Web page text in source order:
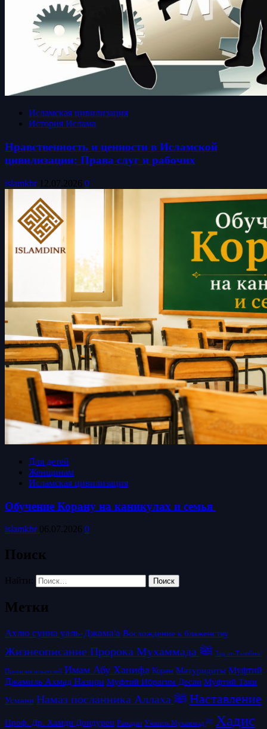
Исламская цивилизация
История Ислама
Нравственность и ценности в Исламской
цивилизации: Права слуг и рабочих
islamkbr 12.07.2026 0
Для детей
Женщинам
Исламская цивилизация
Обучение Корану на каникулах и семья
islamkbr 06.07.2026 0
Поиск
Найти:
Метки
Ахлю сунна уаль-Джама'а Восхождение к блаженству
Жизнеописание Пророка Мухаммада ﷺ Зад ат-Талибин/
Провизия искателей Имам Абу Ханифа Коран Матуридиты Муфтий
Джамиль Ахмад Назири Муфтий Ибрагим Десаи Муфтий Таки
Усмани
Намаз посланника Аллаха ﷺ Наставление
Проф. Др. Хамди Дондурен Рамадан Учитель Мухаммад ﷺ Хадис